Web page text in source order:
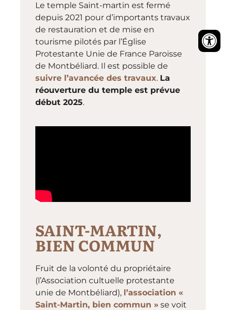
Le temple Saint-martin est fermé
depuis 2021 pour d’importants travaux
de restauration et de mise en
tourisme pilotés par l’Église
Protestante Unie de France Paroisse
de Montbéliard. Il est possible de
suivre l’avancée des travaux. La
réouverture du temple est prévue
début 2025.
SAINT-MARTIN,
BIEN COMMUN
Fruit de la volonté du propriétaire
(l’Association cultuelle protestante
unie de Montbéliard), l’association «
Saint-Martin, bien commun » se voit